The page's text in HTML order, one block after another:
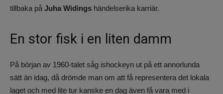
tillbaka på Juha Widings händelserika karriär.
En stor fisk i en liten damm
På början av 1960-talet såg ishockeyn ut på ett annorlunda
sätt än idag, då drömde man om att få representera det lokala
laget och med lite tur kanske en dag även få vara med i